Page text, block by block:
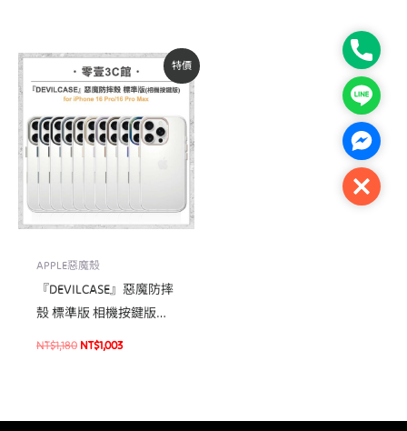
特價
APPLE惡魔殼
『DEVILCASE』惡魔防摔
殼 標準版 相機按鍵版
For iPhone 16 Pro/16 Pro
NT$1,180
原
始
價
格：
NT$1,180。
NT$1,003
目
前
價
格：
NT$1,003。
Phone
Line
Close